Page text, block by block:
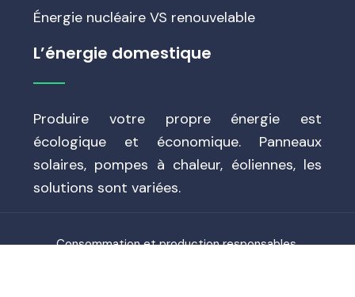
Énergie nucléaire VS renouvelable
L’énergie domestique
Produire votre propre énergie est
écologique et économique. Panneaux
solaires, pompes à chaleur, éoliennes, les
solutions sont variées.
Consommation et production responsables.